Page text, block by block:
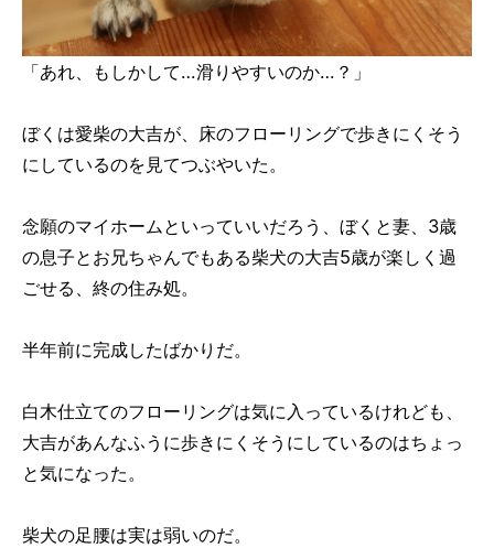
「あれ、もしかして…滑りやすいのか…？」
ぼくは愛柴の大吉が、床のフローリングで歩きにくそう
にしているのを見てつぶやいた。
念願のマイホームといっていいだろう、ぼくと妻、3歳
の息子とお兄ちゃんでもある柴犬の大吉5歳が楽しく過
ごせる、終の住み処。
半年前に完成したばかりだ。
白木仕立てのフローリングは気に入っているけれども、
大吉があんなふうに歩きにくそうにしているのはちょっ
と気になった。
柴犬の足腰は実は弱いのだ。